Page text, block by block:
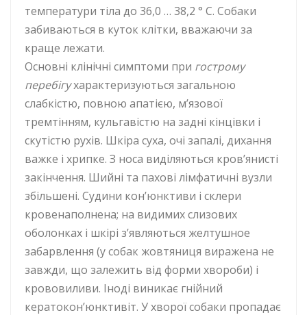
температури тіла до 36,0 … 38,2 ° С. Собаки
забиваються в куток клітки, вважаючи за
краще лежати.
Основні клінічні симптоми при гострому
перебігухарактеризуються загальною
слабкістю, повною апатією, м’язової
тремтінням, кульгавістю на задні кінцівки і
скутістю рухів. Шкіра суха, очі запалі, дихання
важке і хрипке. З носа виділяються кров’янисті
закінчення. Шийні та пахові лімфатичні вузли
збільшені. Судини кон’юнктиви і склери
кровенаполнена; на видимих ​​слизових
оболонках і шкірі з’являються желтушное
забарвлення (у собак жовтяниця виражена не
завжди, що залежить від форми хвороби) і
крововиливи. Іноді виникає гнійний
кератокон’юнктивіт. У хворої собаки пропадає